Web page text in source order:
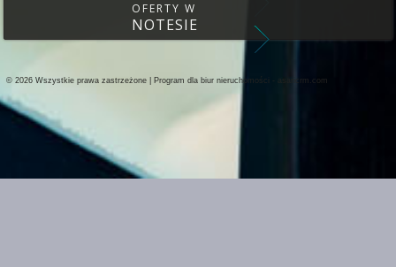
OFERTY W
NOTESIE
© 2026 Wszystkie prawa zastrzeżone | Program dla biur nieruchomości - asaricrm.com
Ta strona używa plików cookies. Kontynuując przeglądanie naszej strony,
ustawieniami przeglądarki i Polityką Prywatności.
Klikając "Akceptuję" zgadasz się na wykorzystywanie przez nas plików